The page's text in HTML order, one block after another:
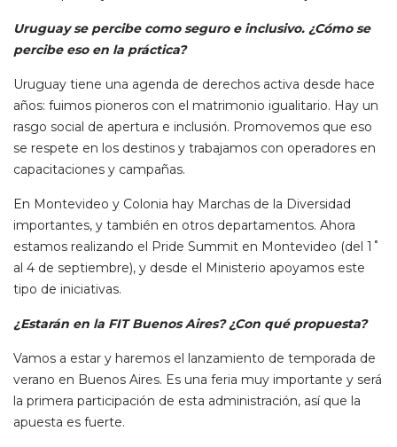
Uruguay se percibe como seguro e inclusivo. ¿Cómo se
percibe eso en la práctica?
Uruguay tiene una agenda de derechos activa desde hace
años: fuimos pioneros con el matrimonio igualitario. Hay un
rasgo social de apertura e inclusión. Promovemos que eso
se respete en los destinos y trabajamos con operadores en
capacitaciones y campañas.
En Montevideo y Colonia hay Marchas de la Diversidad
importantes, y también en otros departamentos. Ahora
estamos realizando el Pride Summit en Montevideo (del 1˚
al 4 de septiembre), y desde el Ministerio apoyamos este
tipo de iniciativas.
¿Estarán en la FIT Buenos Aires? ¿Con qué propuesta?
Vamos a estar y haremos el lanzamiento de temporada de
verano en Buenos Aires. Es una feria muy importante y será
la primera participación de esta administración, así que la
apuesta es fuerte.